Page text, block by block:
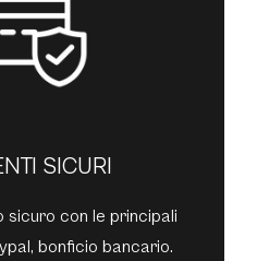
SICURI
sicuro con le principali
bonficio bancario.